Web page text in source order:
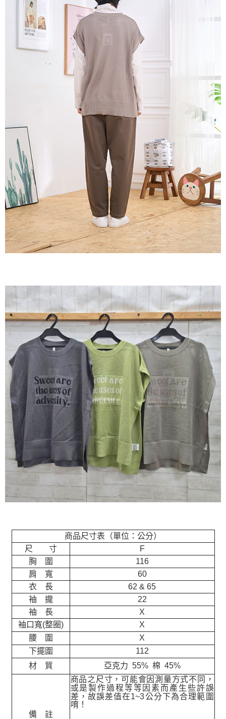
商品尺寸表（單位：公分）
尺 寸
F
胸 圍
116
肩 寬
60
衣 長
62 & 65
袖 攏
22
袖 長
X
袖口寬(整圈)
X
腰 圍
X
下擺圍
112
材 質
亞克力 55% 棉 45%
備 註
商品之尺寸，可能會因測量方式不同，
或是製作過程等等因素而產生些許誤
差，故誤差值在1~3公分下為合理範圍
唷！